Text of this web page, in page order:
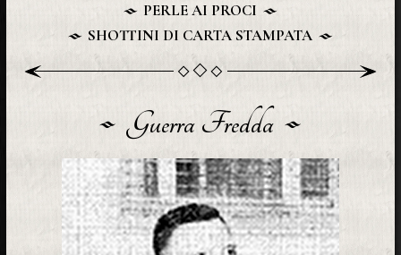
PERLE AI PROCI
SHOTTINI DI CARTA STAMPATA
Guerra Fredda